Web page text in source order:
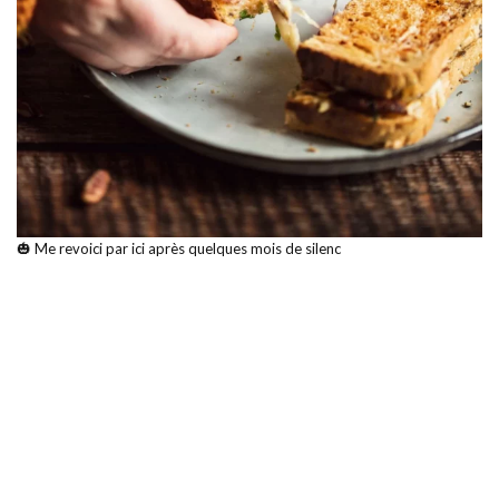
🎃 Me revoici par ici après quelques mois de silenc